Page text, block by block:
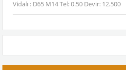
Vidalı : D65 M14 Tel: 0.50 Devir: 12.500